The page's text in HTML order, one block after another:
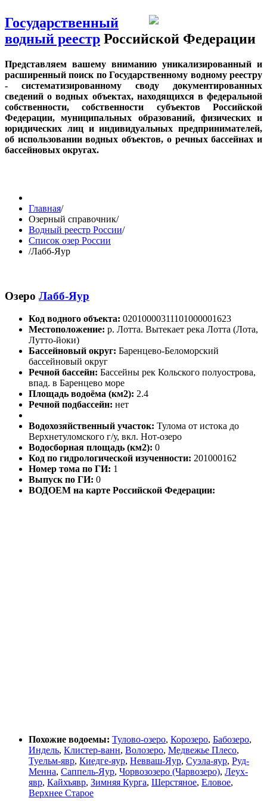
Государственный
водный реестр Российской Федерации
Представляем вашему вниманию уникализированный и
расширенный поиск по Государственному водному реестру
- систематизированному своду документированных
сведений о водных объектах, находящихся в федеральной
собственности, собственности субъектов Российской
Федерации, муниципальных образований, физических и
юридических лиц и индивидуальных предпринимателей,
об использовании водных объектов, о речных бассейнах и
бассейновых округах.
Главная/
Озерный справочник/
Водный реестр России/
Список озер России
/Лабб-Яур
Озеро Лабб-Яур
Код водного объекта: 02010000311101000001623
Местоположение: р. Лотта. Вытекает река Лотта (Лота,
Лутто-йоки)
Бассейновый округ: Баренцево-Беломорский
бассейновый округ
Речной бассейн: Бассейны рек Кольского полуострова,
впад. в Баренцево море
Площадь водоёма (км2): 2.4
Речной подбассейн: нет
Водохозяйственный участок: Тулома от истока до
Верхнетуломского г/у, вкл. Нот-озеро
Водосборная площадь (км2): 0
Код по гидрологической изученности: 201000162
Номер тома по ГИ: 1
Выпуск по ГИ: 0
ВОДОЕМ на карте Российской Федерации:
Похожие водоемы: Тулово-озеро, Корозеро, Бабозеро,
Индель, Клистер-ванн, Волозеро, Медвежье Плесо,
Туельм-явр, Киедге-яур, Невваш-Яур, Суэла-яур, Руд-
Менна, Саппель-Яур, Чорвозозеро (Чарвозеро), Леух-
явр, Кайхъявр, Зимняя Курга, Шерстяное, Еловое,
Верхнее Старое